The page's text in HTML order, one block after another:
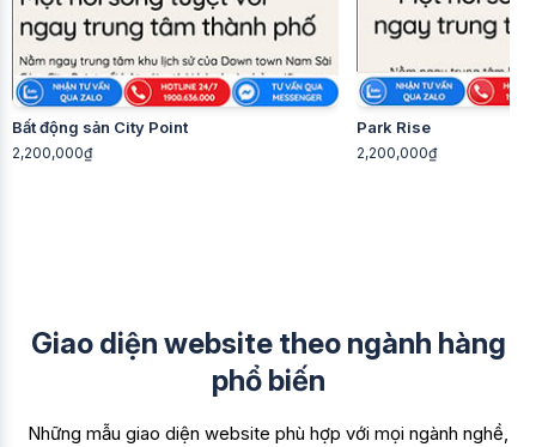
Park Rise
Giao diện website theo ngành hàng
phổ biến
Những mẫu giao diện website phù hợp với mọi ngành nghề,